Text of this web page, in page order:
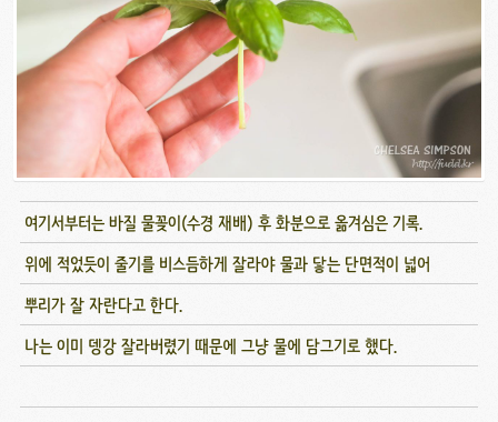
여기서부터는 바질 물꽂이(수경 재배) 후 화분으로 옮겨심은 기록.
위에 적었듯이 줄기를 비스듬하게 잘라야 물과 닿는 단면적이 넓어
뿌리가 잘 자란다고 한다.
나는 이미 뎅강 잘라버렸기 때문에 그냥 물에 담그기로 했다.